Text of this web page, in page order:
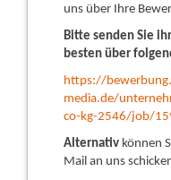
uns über Ihre
Bitte senden Sie
besten über
https://
media.de/
co-kg-2546/job/
Alternativ können
Mail an uns